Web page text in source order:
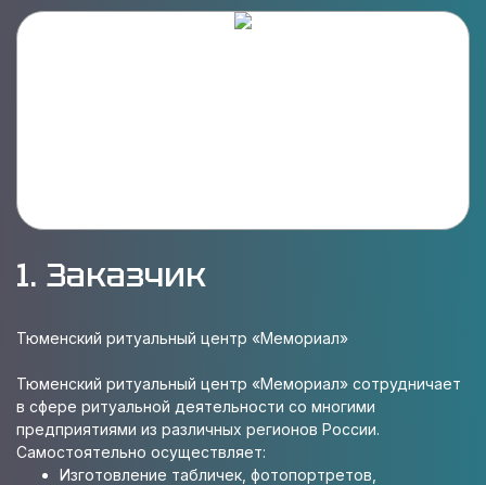
1. Заказчик
Тюменский ритуальный центр «Мемориал»
Тюменский ритуальный центр «Мемориал» сотрудничает
в сфере ритуальной деятельности со многими
предприятиями из различных регионов России.
Самостоятельно осуществляет:
Изготовление табличек, фотопортретов,